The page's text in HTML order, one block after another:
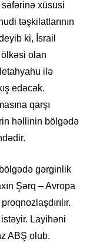
xüsusi
təşkilatlarının
ki, İsrail
olan
ilə
edəcək.
qarşı
həllinin bölgədə
gərginlik
Şərq – Avropa
Layihəni
ABŞ olub.